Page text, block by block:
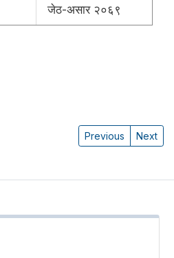
जेठ-असार २०६९
Previous Next